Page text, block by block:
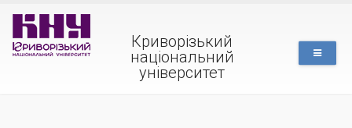
Криворізький
національний
університет